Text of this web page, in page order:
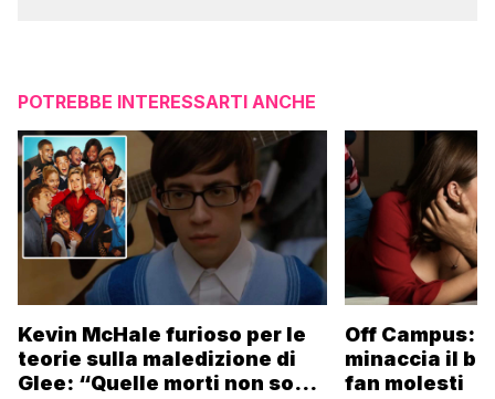
POTREBBE INTERESSARTI ANCHE
Kevin McHale furioso per le
teorie sulla maledizione di
Glee: “Quelle morti non sono
Off Campus:
minaccia il
fan molesti